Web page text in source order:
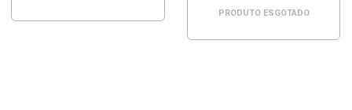
PRODUTO ESGOTADO